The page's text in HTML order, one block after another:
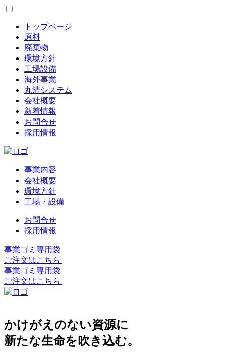
トップページ
原料
廃棄物
環境方針
工場設備
海外事業
丸清システム
会社概要
新着情報
お問合せ
採用情報
事業内容
会社概要
環境方針
工場・設備
お問合せ
採用情報
事業ゴミ専用袋
ご注文はこちら
事業ゴミ専用袋
ご注文はこちら
かけがえのない資源に
新たな生命を吹き込む。